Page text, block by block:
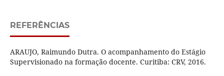
REFERÊNCIAS
ARAUJO, Raimundo Dutra. O acompanhamento do Estágio
Supervisionado na formação docente. Curitiba: CRV, 2016.